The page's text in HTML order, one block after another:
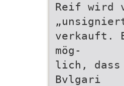
Reif wird
verkauft.
mög-
lich, dass
Bvlgari